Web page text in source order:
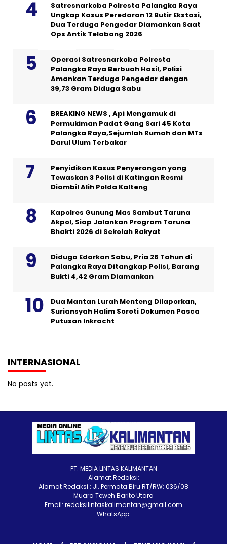
Satresnarkoba Polresta Palangka Raya
Ungkap Kasus Peredaran 12 Butir Ekstasi,
Dua Terduga Pengedar Diamankan Saat
Ops Antik Telabang 2026
Operasi Satresnarkoba Polresta
Palangka Raya Berbuah Hasil, Polisi
Amankan Terduga Pengedar dengan
39,73 Gram Diduga Sabu
BREAKING NEWS , Api Mengamuk di
Permukiman Padat Gang Sari 45 Kota
Palangka Raya,Sejumlah Rumah dan MTs
Darul Ulum Terbakar
Penyidikan Kasus Penyerangan yang
Tewaskan 3 Polisi di Katingan Resmi
Diambil Alih Polda Kalteng
Kapolres Gunung Mas Sambut Taruna
Akpol, Siap Jalankan Program Taruna
Bhakti 2026 di Sekolah Rakyat
Diduga Edarkan Sabu, Pria 26 Tahun di
Palangka Raya Ditangkap Polisi, Barang
Bukti 4,42 Gram Diamankan
Dua Mantan Lurah Menteng Dilaporkan,
Suriansyah Halim Soroti Dokumen Pasca
Putusan Inkracht
INTERNASIONAL
No posts yet.
PT. MEDIA LINTAS KALIMANTAN
Alamat Redaksi:
Alamat Redaksi : Jl. Permata Biru RT/RW: 036/08
Muara Teweh Barito Utara
Email: redaksilintaskalimantan@gmail.com
WhatsApp: